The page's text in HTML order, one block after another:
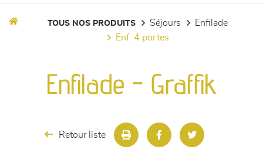
séjours
chambres et dressing
TOUS NOS PRODUITS séjours
enfilade
enf. 4 portes
Enfilade - Graffik
Retour liste